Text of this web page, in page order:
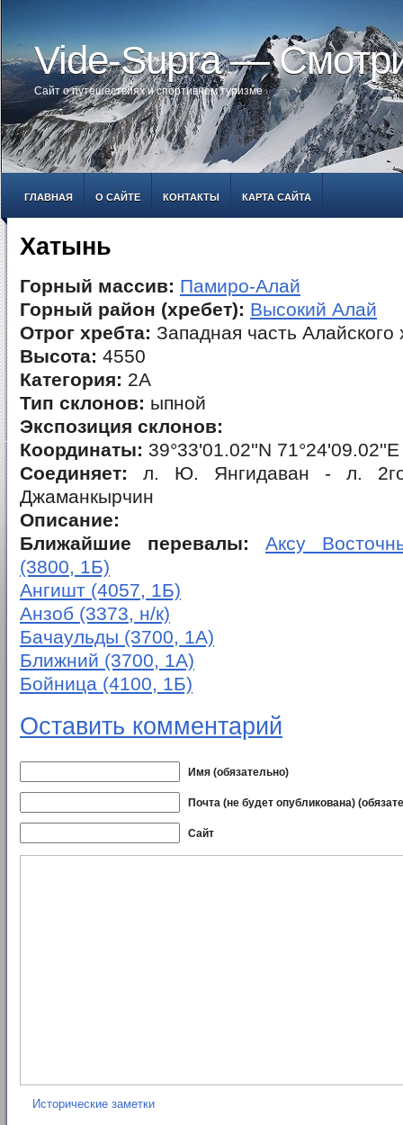
Vide-Supra —
Сайт о путешествиях и спортивном туризме
ГЛАВНАЯ О САЙТЕ КОНТАКТЫ КАРТА САЙТА
Хатынь
Горный массив: Памиро-Алай
Горный район (хребет): Высокий Алай
Отрог хребта: Западная часть Алайского
Высота: 4550
Категория: 2А
Тип склонов: ыпной
Экспозиция склонов:
Координаты: 39°33'01.02''N 71°24'09.02''E
Соединяет: л. Ю. Янгидаван - л.
Джаманкырчин
Описание:
Ближайшие перевалы:
Аксу
(3800, 1Б)
Ангишт (4057, 1Б)
Анзоб (3373, н/к)
Бачаульды (3700, 1А)
Ближний (3700, 1А)
Бойница (4100, 1Б)
Оставить комментарий
Имя (обязательно)
Почта (не будет опубликована)
Сайт
Исторические заметки